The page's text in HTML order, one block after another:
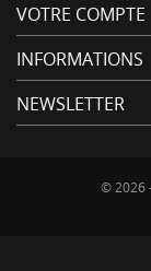
VOTRE COMPTE
INFORMATIONS
NEWSLETTER
© 2026